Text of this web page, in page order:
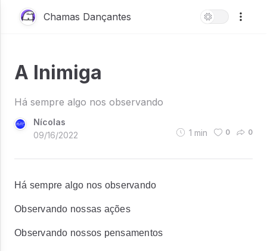
Chamas Dançantes
A Inimiga
Há sempre algo nos observando
Nícolas
09/16/2022
1 min 0 0
Há sempre algo nos observando
Observando nossas ações
Observando nossos pensamentos